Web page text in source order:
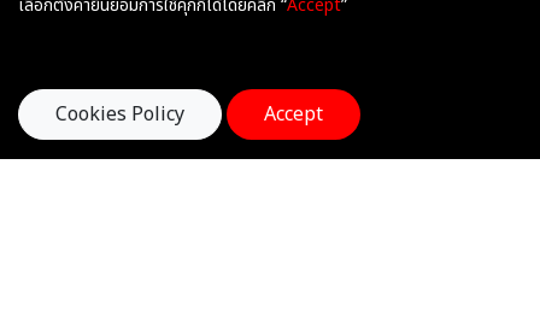
เลือกตั้งค่ายินยอมการใช้คุกกี้ได้โดยคลิก “Accept”
Cookies Policy Accept